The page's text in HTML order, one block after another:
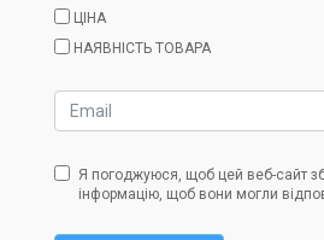
ЦІНА
НАЯВНІСТЬ ТОВАРА
Я погоджуюся, щоб цей веб-сайт
інформацію, щоб вони могли